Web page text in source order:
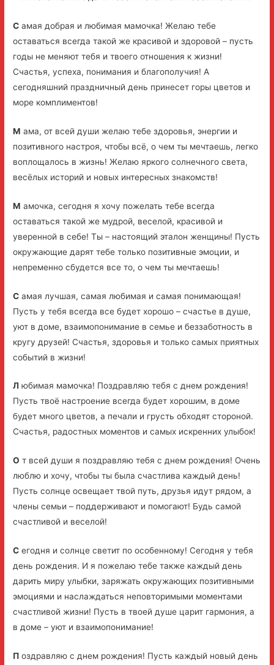
С амая добрая и любимая мамочка! Желаю тебе
оставаться всегда такой же красивой и здоровой – пусть
годы не меняют тебя и твоего отношения к жизни!
Счастья, успеха, понимания и благополучия! А
сегодняшний праздничный день принесет горы цветов и
море комплиментов!
М ама, от всей души желаю тебе здоровья, энергии и
позитивного настроя, чтобы всё, о чем ты мечтаешь, легко
воплощалось в жизнь! Желаю яркого солнечного света,
весёлых историй и новых интересных знакомств!
М амочка, сегодня я хочу пожелать тебе всегда
оставаться такой же мудрой, веселой, красивой и
уверенной в себе! Ты – настоящий эталон женщины! Пусть
окружающие дарят тебе только позитивные эмоции, и
непременно сбудется все то, о чем ты мечтаешь!
С амая лучшая, самая любимая и самая понимающая!
Пусть у тебя всегда все будет хорошо – счастье в душе,
уют в доме, взаимопонимание в семье и беззаботность в
кругу друзей! Счастья, здоровья и только самых приятных
событий в жизни!
Л юбимая мамочка! Поздравляю тебя с днем рождения!
Пусть твоё настроение всегда будет хорошим, в доме
будет много цветов, а печали и грусть обходят стороной.
Счастья, радостных моментов и самых искренних улыбок!
О т всей души я поздравляю тебя с днем рождения! Очень
люблю и хочу, чтобы ты была счастлива каждый день!
Пусть солнце освещает твой путь, друзья идут рядом, а
члены семьи – поддерживают и помогают! Будь самой
счастливой и веселой!
С егодня и солнце светит по особенному! Сегодня у тебя
день рождения. И я пожелаю тебе также каждый день
дарить миру улыбки, заряжать окружающих позитивными
эмоциями и наслаждаться неповторимыми моментами
счастливой жизни! Пусть в твоей душе царит гармония, а
в доме – уют и взаимопонимание!
П оздравляю с днем рождения! Пусть каждый новый день